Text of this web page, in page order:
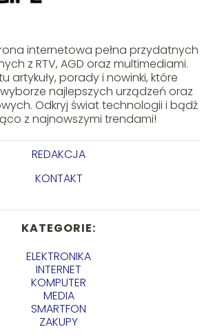
internetowa pełna przydatnych
z RTV, AGD oraz multimediami.
artykuły, porady i nowinki, które
najlepszych urządzeń oraz
Odkryj świat technologii i bądź
z najnowszymi trendami!
REDAKCJA
KONTAKT
KATEGORIE:
ELEKTRONIKA
INTERNET
KOMPUTER
MEDIA
SMARTFON
ZAKUPY